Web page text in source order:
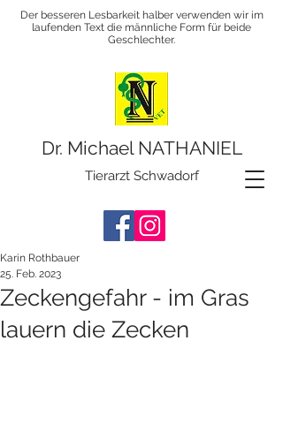
Der besseren Lesbarkeit halber verwenden wir im
laufenden Text die männliche Form für beide
Geschlechter.
Dr. Michael NATHANIEL
Tierarzt Schwadorf
Zeckengefahr - im Gras
lauern die Zecken
Karin Rothbauer
25. Feb. 2023